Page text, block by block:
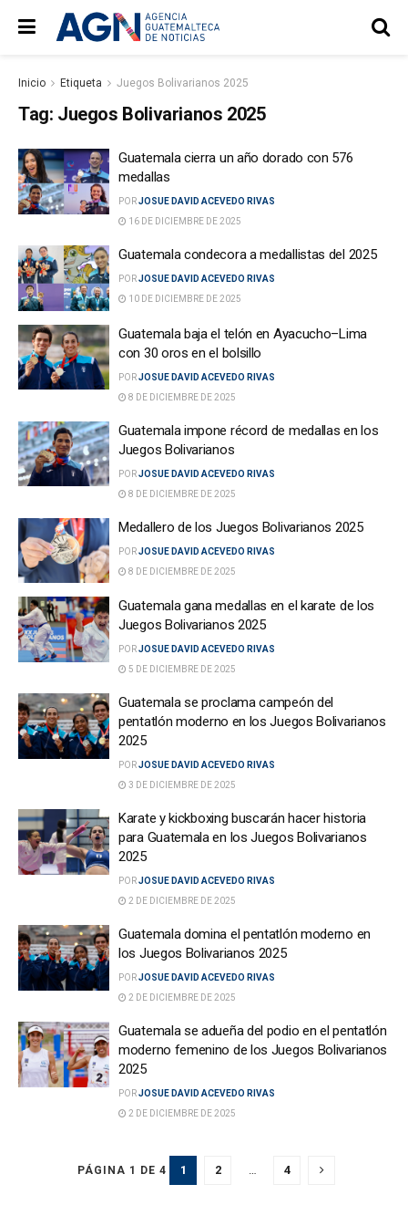
Inicio Etiqueta Juegos Bolivarianos 2025
Tag: Juegos Bolivarianos 2025
Guatemala cierra un año dorado con 576
medallas
PORJOSUE DAVID ACEVEDO RIVAS
16 DE DICIEMBRE DE 2025
Guatemala condecora a medallistas del 2025
PORJOSUE DAVID ACEVEDO RIVAS
10 DE DICIEMBRE DE 2025
Guatemala baja el telón en Ayacucho–Lima
con 30 oros en el bolsillo
PORJOSUE DAVID ACEVEDO RIVAS
8 DE DICIEMBRE DE 2025
Guatemala impone récord de medallas en los
Juegos Bolivarianos
PORJOSUE DAVID ACEVEDO RIVAS
8 DE DICIEMBRE DE 2025
Medallero de los Juegos Bolivarianos 2025
PORJOSUE DAVID ACEVEDO RIVAS
8 DE DICIEMBRE DE 2025
Guatemala gana medallas en el karate de los
Juegos Bolivarianos 2025
PORJOSUE DAVID ACEVEDO RIVAS
5 DE DICIEMBRE DE 2025
Guatemala se proclama campeón del
pentatlón moderno en los Juegos Bolivarianos
2025
PORJOSUE DAVID ACEVEDO RIVAS
3 DE DICIEMBRE DE 2025
Karate y kickboxing buscarán hacer historia
para Guatemala en los Juegos Bolivarianos
2025
PORJOSUE DAVID ACEVEDO RIVAS
2 DE DICIEMBRE DE 2025
Guatemala domina el pentatlón moderno en
los Juegos Bolivarianos 2025
PORJOSUE DAVID ACEVEDO RIVAS
2 DE DICIEMBRE DE 2025
Guatemala se adueña del podio en el pentatlón
moderno femenino de los Juegos Bolivarianos
2025
PORJOSUE DAVID ACEVEDO RIVAS
2 DE DICIEMBRE DE 2025
PÁGINA 1 DE 4 1 2 … 4